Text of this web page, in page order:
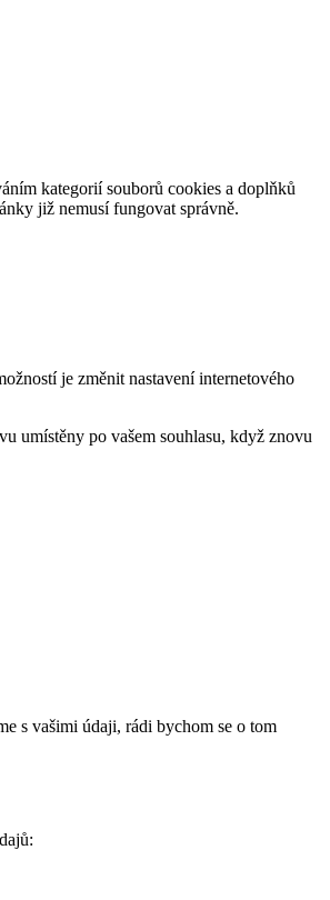
kategorií souborů cookies a doplňků
již nemusí fungovat správně.
je změnit nastavení internetového
umístěny po vašem souhlasu, když znovu
s vašimi údaji, rádi bychom se o tom